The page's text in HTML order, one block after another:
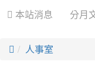
 本站消息 分月
 人事室